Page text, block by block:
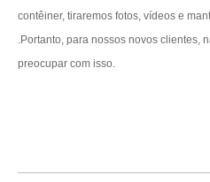
contêiner, tiraremos fotos, vídeos e
.Portanto, para nossos novos clientes,
preocupar com isso.